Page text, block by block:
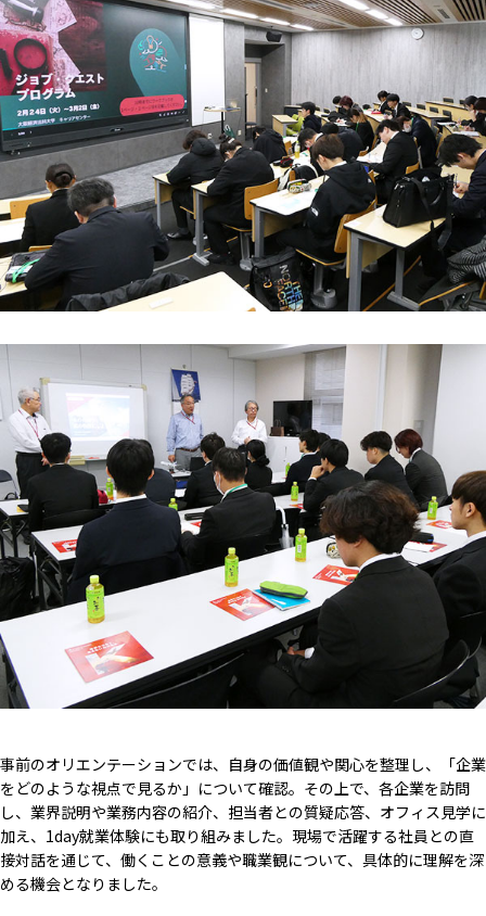
事前のオリエンテーションでは、自身の価値観や関心を整理し、「企業
をどのような視点で見るか」について確認。その上で、各企業を訪問
し、業界説明や業務内容の紹介、担当者との質疑応答、オフィス見学に
加え、1day就業体験にも取り組みました。現場で活躍する社員との直
接対話を通じて、働くことの意義や職業観について、具体的に理解を深
める機会となりました。